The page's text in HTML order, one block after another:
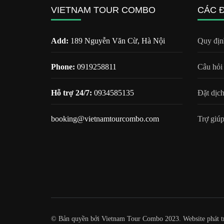
VietnamTourCombo
cam kết mang đến
chuyến đi tuyệt vời,
tiện nghi và chương
dẫn sẽ khiến khách
hàng hài lòng.
VIETNAM TOUR COMBO
Add: 189 Nguyễn Văn Cừ, Hà Nội
Phone: 0919258811
Hỗ trợ 24/7: 0934585135
booking@vietnamtourcombo.com
CÁC
Quy
Câu
Đặt
Trợ
© Bản quyền bởi Vietnam Tour Combo 2023. Website phát